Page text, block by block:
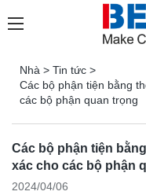
Nhà > Tin tức >
Các bộ phận tiện bằng
các bộ phận quan trọng
Các bộ phận tiện
xác cho các bộ phận
2024/04/06